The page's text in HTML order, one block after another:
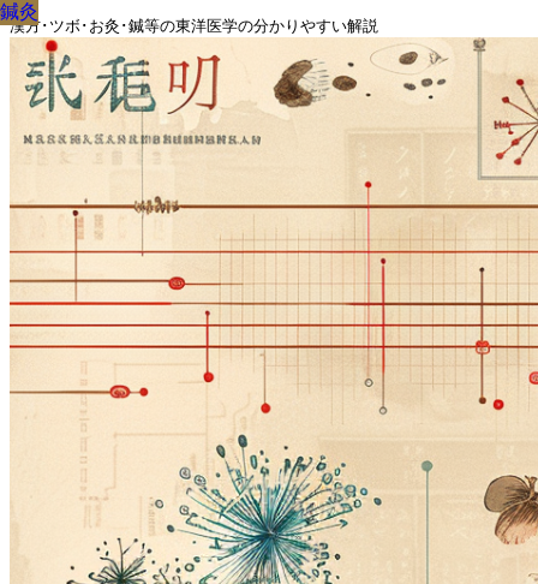
漢方･ツボ･お灸･鍼等の東洋医学の分かりやすい解説
鍼灸
鍼灸
鍼灸
鍼灸
鍼灸
鍼灸
鍼灸
鍼灸
鍼灸